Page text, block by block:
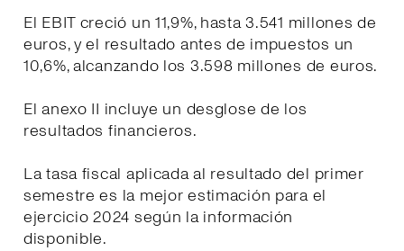
El EBIT creció un 11,9%, hasta 3.541 millones de
euros, y el resultado antes de impuestos un
10,6%, alcanzando los 3.598 millones de euros.
El anexo II incluye un desglose de los
resultados financieros.
La tasa fiscal aplicada al resultado del primer
semestre es la mejor estimación para el
ejercicio 2024 según la información
disponible.